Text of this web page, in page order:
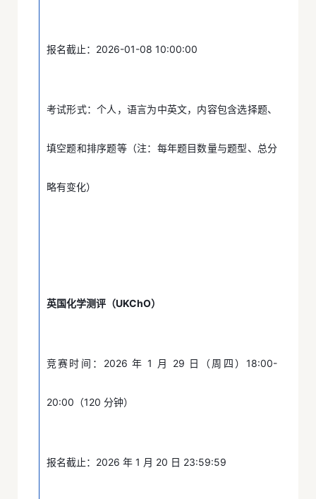
报名截止：2026-01-08 10:00:00
考试形式：个人，语言为中英文，内容包含选择题、
填空题和排序题等（注：每年题目数量与题型、总分
略有变化）
英国化学测评（UKChO）
竞赛时间：2026 年 1 月 29 日（周四）18:00-
20:00（120 分钟）
报名截止：2026 年 1 月 20 日 23:59:59